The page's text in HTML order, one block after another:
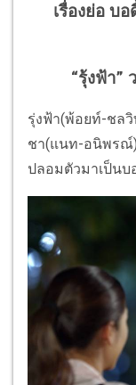
เรื่องย่อ บ
“รุ้งฟ้า”
รุ่งฟ้า(พ้อยท์-ชล
ชา(แนท-อนิพรณ์)
ปลอมตัวมาเป็นบ